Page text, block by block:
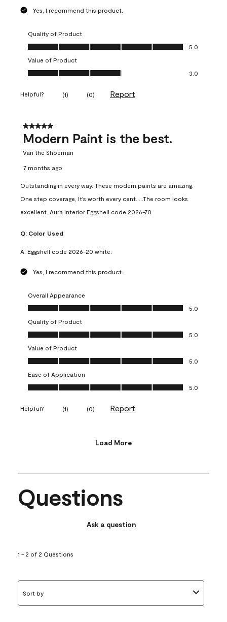
Yes, I recommend this product.
Quality of Product
Quality of Product, 5.0 out of 5
5.0
Value of Product
Value of Product, 3.0 out of 5
3.0
Helpful? (1) (0) Report
5 out of 5 stars.
Modern Paint is the best.
Van the Shoeman
7 months ago
Outstanding in every way. These modern paints are amazing.
One step coverage, It's worth every cent.....The room looks
excellent. Aura interior Eggshell code 2026-70
Q: Color Used
A: Eggshell code 2026-20 white.
Yes, I recommend this product.
Overall Appearance
Overall Appearance, 5.0 out of 5
5.0
Quality of Product
Quality of Product, 5.0 out of 5
5.0
Value of Product
Value of Product, 5.0 out of 5
5.0
Ease of Application
Ease of Application, 5.0 out of 5
5.0
Helpful? (1) (0) Report
Load More
Questions
Ask a question
1 - 2 of 2 Questions
Sort by